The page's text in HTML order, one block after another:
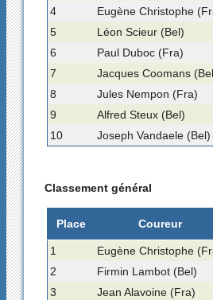
4
Eugène Christophe
5
Léon Scieur (Bel)
6
Paul Duboc (Fra)
7
Jacques Coomans
8
Jules Nempon (Fra)
9
Alfred Steux (Bel)
10
Joseph Vandaele (Bel)
Classement général
Place Coureur
1 Eugène Christophe
2
Firmin Lambot (Bel)
3
Jean Alavoine (Fra)